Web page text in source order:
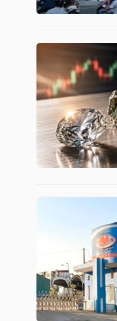
NGUYÊN
VẬT
LIỆU
DÙNG
KHÔNG
THIẾT